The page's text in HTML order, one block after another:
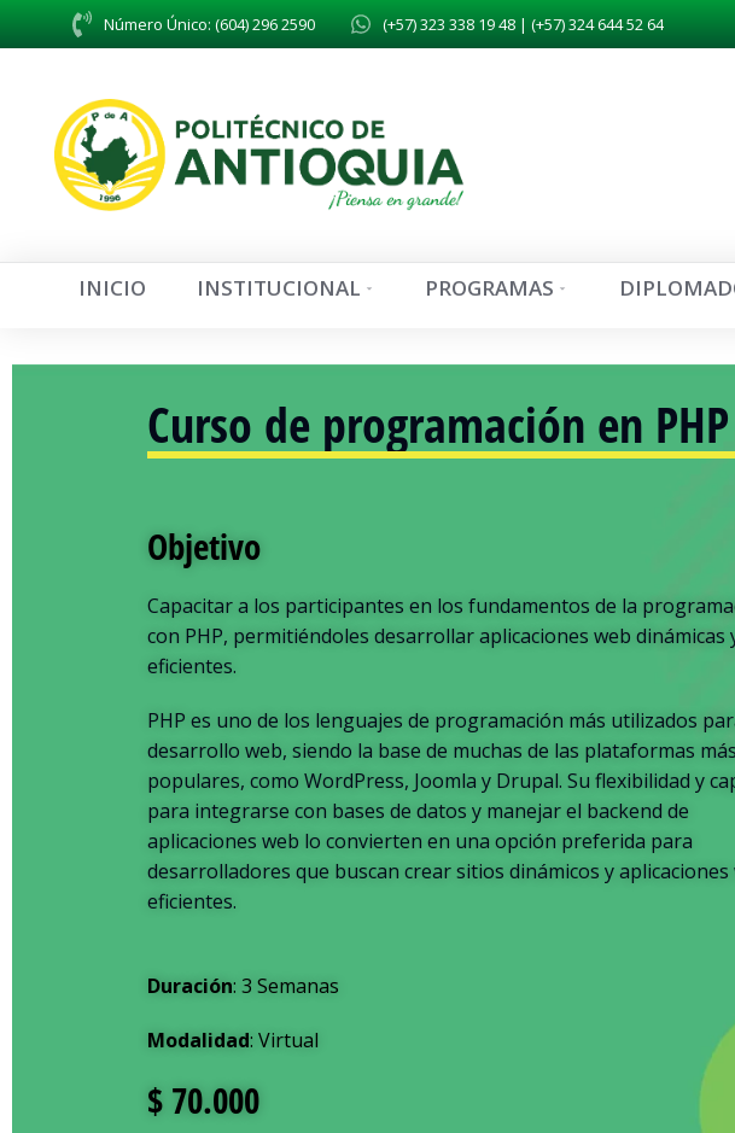
Número Único: (604) 296 2590 (+57) 323 338 19 48 | (+57) 324 644 52 64
INICIO INSTITUCIONAL PROGRAMAS
Curso de programación en PHP
Objetivo
Capacitar a los participantes en los fundamentos de la
con PHP, permitiéndoles desarrollar aplicaciones web dinámicas
eficientes.
PHP es uno de los lenguajes de programación más utilizados
desarrollo web, siendo la base de muchas de las plataformas más
populares, como WordPress, Joomla y Drupal. Su flexibilidad y
para integrarse con bases de datos y manejar el backend de
aplicaciones web lo convierten en una opción preferida para
desarrolladores que buscan crear sitios dinámicos y aplicaciones
eficientes.
Duración: 3 Semanas
Modalidad: Virtual
$ 70.000